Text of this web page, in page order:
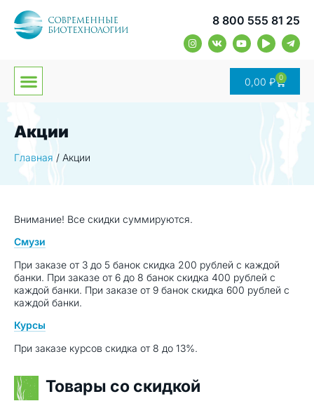
8 800 555 81 25
0,00 ₽ 0
Акции
Главная / Акции
Внимание! Все скидки суммируются.
Смузи
При заказе от 3 до 5 банок скидка 200 рублей с каждой
банки. При заказе от 6 до 8 банок скидка 400 рублей с
каждой банки. При заказе от 9 банок скидка 600 рублей с
каждой банки.
Курсы
При заказе курсов скидка от 8 до 13%.
Товары со скидкой